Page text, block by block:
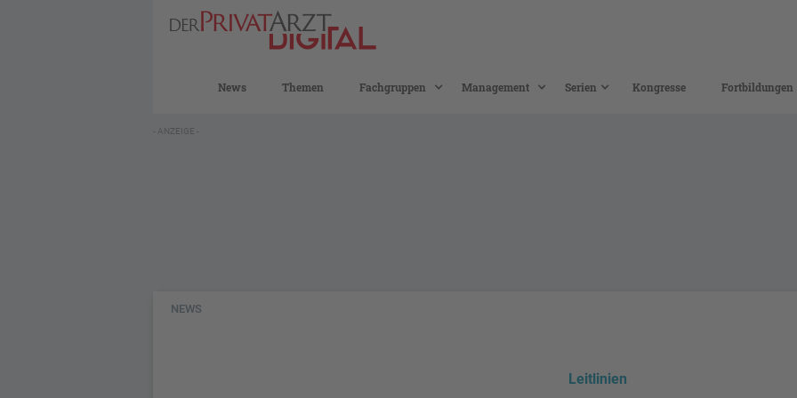
News Themen Fachgruppen Management Serien Kongresse Fortbildungen
- ANZEIGE -
NEWS
Leitlinien